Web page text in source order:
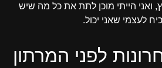
ואני הייתי מוכן לתת את כל מה שיש
לעצמי שאני יכול.
לפני המרתון